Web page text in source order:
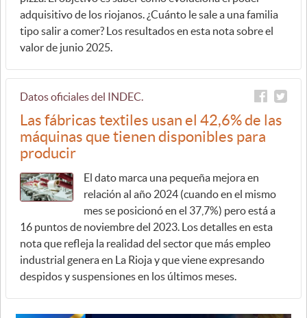
adquisitivo de los riojanos. ¿Cuánto le sale a una familia
tipo salir a comer? Los resultados en esta nota sobre el
valor de junio 2025.
Datos oficiales del INDEC.
Las fábricas textiles usan el 42,6% de las
máquinas que tienen disponibles para
producir
El dato marca una pequeña mejora en
relación al año 2024 (cuando en el mismo
mes se posicionó en el 37,7%) pero está a
16 puntos de noviembre del 2023. Los detalles en esta
nota que refleja la realidad del sector que más empleo
industrial genera en La Rioja y que viene expresando
despidos y suspensiones en los últimos meses.